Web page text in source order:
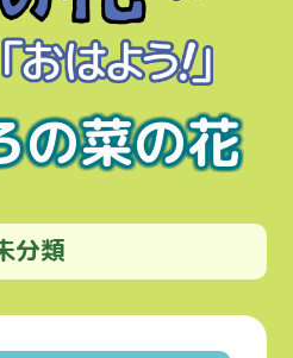
の菜の花
分類